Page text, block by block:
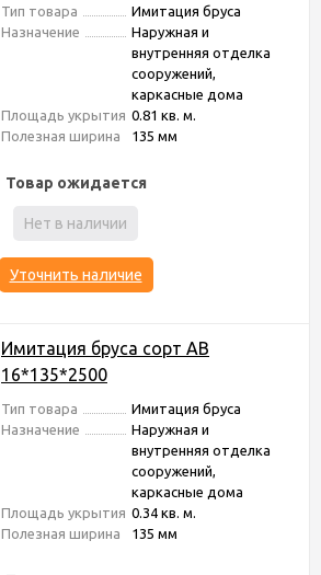
Тип товара
Имитация бруса
Назначение
Наружная и
внутренняя отделка
сооружений,
каркасные дома
Площадь укрытия 0.81 кв. м.
Полезная ширина
135 мм
Товар ожидается
Нет в наличии
Уточнить наличие
Имитация бруса сорт АВ
16*135*2500
Тип товара
Имитация бруса
Назначение
Наружная и
внутренняя отделка
сооружений,
каркасные дома
Площадь укрытия 0.34 кв. м.
Полезная ширина
135 мм